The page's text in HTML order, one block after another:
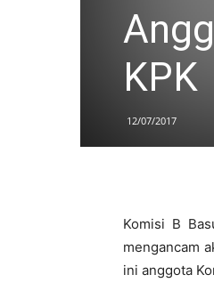
KPK
12/07/2017
Komisi B
mengancam
ini anggota